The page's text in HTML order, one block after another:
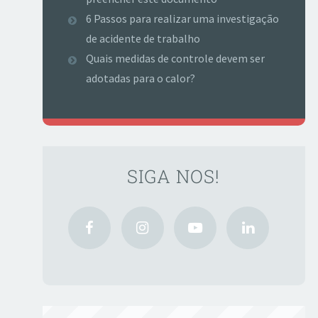
6 Passos para realizar uma investigação
de acidente de trabalho
Quais medidas de controle devem ser
adotadas para o calor?
SIGA NOS!